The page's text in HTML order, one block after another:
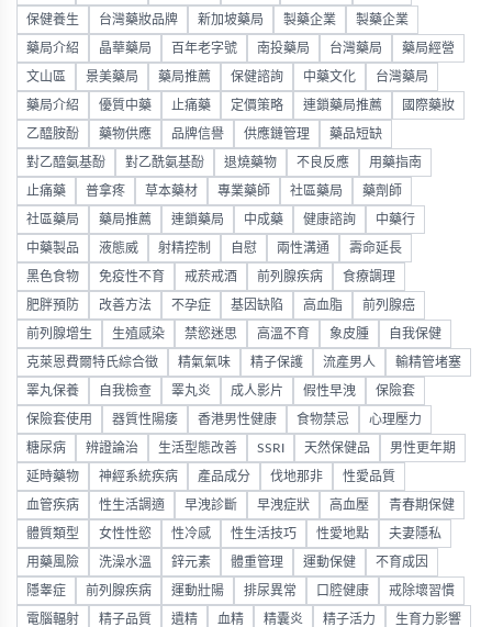
保健養生 台灣藥妝品牌 新加坡藥局 製藥企業 製藥企業
藥局介紹 晶華藥局 百年老字號 南投藥局 台灣藥局 藥局經營
文山區 景美藥局 藥局推薦 保健諮詢 中藥文化 台灣藥局
藥局介紹 優質中藥 止痛藥 定價策略 連鎖藥局推薦 國際藥妝
乙醯胺酚 藥物供應 品牌信譽 供應鏈管理 藥品短缺
對乙醯氨基酚 對乙酰氨基酚 退燒藥物 不良反應 用藥指南
止痛藥 普拿疼 草本藥材 專業藥師 社區藥局 藥劑師
社區藥局 藥局推薦 連鎖藥局 中成藥 健康諮詢 中藥行
中藥製品 液態威 射精控制 自慰 兩性溝通 壽命延長
黑色食物 免疫性不育 戒菸戒酒 前列腺疾病 食療調理
肥胖預防 改善方法 不孕症 基因缺陷 高血脂 前列腺癌
前列腺增生 生殖感染 禁慾迷思 高溫不育 象皮腫 自我保健
克萊恩費爾特氏綜合徵 精氣氣味 精子保護 流產男人 輸精管堵塞
睪丸保養 自我檢查 睪丸炎 成人影片 假性早洩 保險套
保險套使用 器質性陽痿 香港男性健康 食物禁忌 心理壓力
糖尿病 辨證論治 生活型態改善 SSRI 天然保健品 男性更年期
延時藥物 神經系統疾病 產品成分 伐地那非 性愛品質
血管疾病 性生活調適 早洩診斷 早洩症狀 高血壓 青春期保健
體質類型 女性性慾 性冷感 性生活技巧 性愛地點 夫妻隱私
用藥風險 洗澡水溫 鋅元素 體重管理 運動保健 不育成因
隱睾症 前列腺疾病 運動壯陽 排尿異常 口腔健康 戒除壞習慣
電腦輻射 精子品質 遺精 血精 精囊炎 精子活力 生育力影響